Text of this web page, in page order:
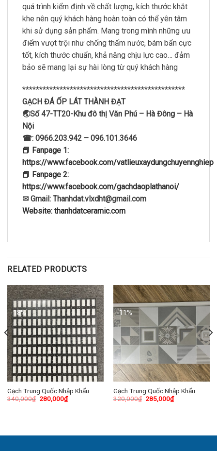
quá trình kiểm định về chất lượng, kích thước khắt
khe nên quý khách hàng hoàn toàn có thể yên tâm
khi sử dụng sản phẩm. Mang trong mình những ưu
điểm vượt trội như chống thấm nước, bám bẩn cực
tốt, kích thước chuẩn, khả năng chịu lực cao… đảm
bảo sẽ mang lại sự hài lòng từ quý khách hàng
************************************************
GẠCH ĐÁ ỐP LÁT THÀNH ĐẠT
🌏Số 47-TT20-Khu đô thị Văn Phú – Hà Đông – Hà
Nội
☎: 0966.203.942 – 096.101.3646
📕 Fanpage 1:
https://www.facebook.com/vatlieuxaydungchuyennghiep
📕 Fanpage 2:
https://www.facebook.com/gachdaoplathanoi/
✉ Gmail: Thanhdat.vlxdht@gmail.com
Website: thanhdatceramic.com
RELATED PRODUCTS
-18%
Gạch Trung Quốc Nhập Khẩu
60×60 (cm) TDTQ-HN11
340,000₫ 280,000₫
-11%
Gạch Trung Quốc Nhập Khẩu
40×80 (cm) TDTQ-HA02
320,000₫ 285,000₫